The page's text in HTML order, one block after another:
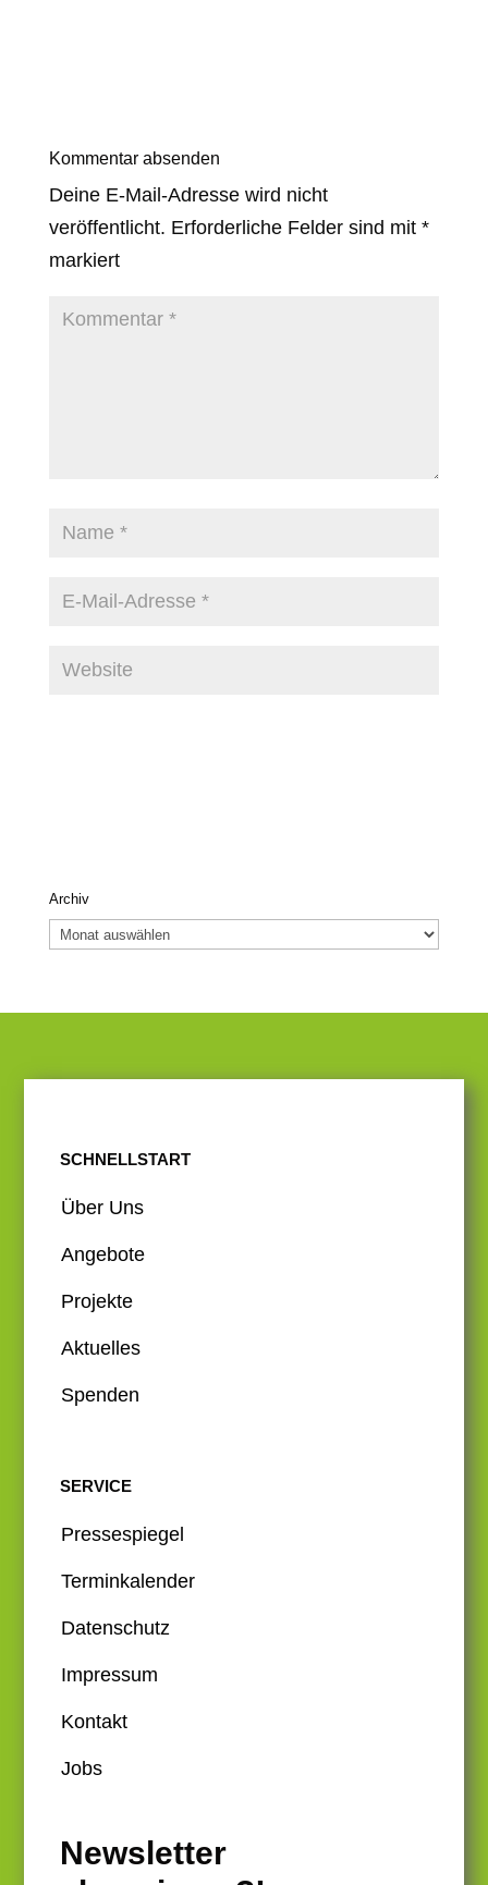
Kommentar absenden
Deine E-Mail-Adresse wird nicht
veröffentlicht. Erforderliche Felder sind mit *
markiert
Archiv
Archiv
SCHNELLSTART
Über Uns
Angebote
Projekte
Aktuelles
Spenden
SERVICE
Pressespiegel
Terminkalender
Datenschutz
Impressum
Kontakt
Jobs
Newsletter